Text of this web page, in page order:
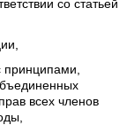
со статьей
принципами,
всех членов